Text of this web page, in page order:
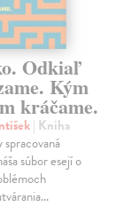
Odkiaľ
Kým
kráčame.
| Kniha
súbor esejí o